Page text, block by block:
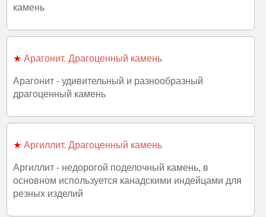
камень
★ Арагонит. Драгоценный камень
Арагонит - удивительный и разнообразный
драгоценный камень
★ Аргиллит. Драгоценный камень
Аргиллит - недорогой поделочный камень, в
основном используется канадскими индейцами для
резных изделий